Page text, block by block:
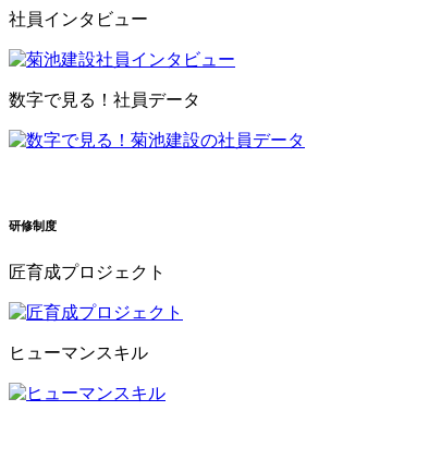
社員インタビュー
数字で見る！社員データ
研修制度
匠育成プロジェクト
ヒューマンスキル